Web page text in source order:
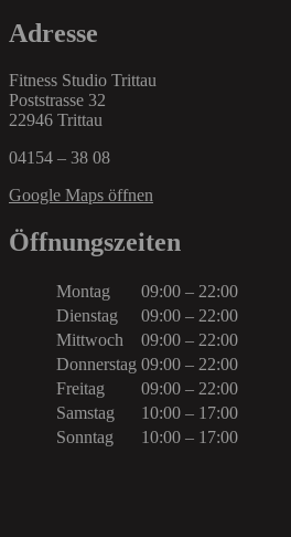
Adresse
Fitness Studio Trittau
Poststrasse 32
22946 Trittau
04154 – 38 08
Google Maps öffnen
Öffnungszeiten
Montag
09:00 – 22:00
Dienstag
09:00 – 22:00
Mittwoch
09:00 – 22:00
Donnerstag 09:00 – 22:00
Freitag
09:00 – 22:00
Samstag
10:00 – 17:00
Sonntag
10:00 – 17:00